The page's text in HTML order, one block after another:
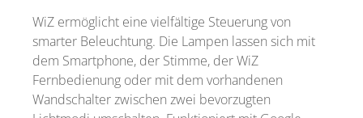
WiZ ermöglicht eine vielfältige Steuerung von
smarter Beleuchtung. Die Lampen lassen sich mit
dem Smartphone, der Stimme, der WiZ
Fernbedienung oder mit dem vorhandenen
Wandschalter zwischen zwei bevorzugten